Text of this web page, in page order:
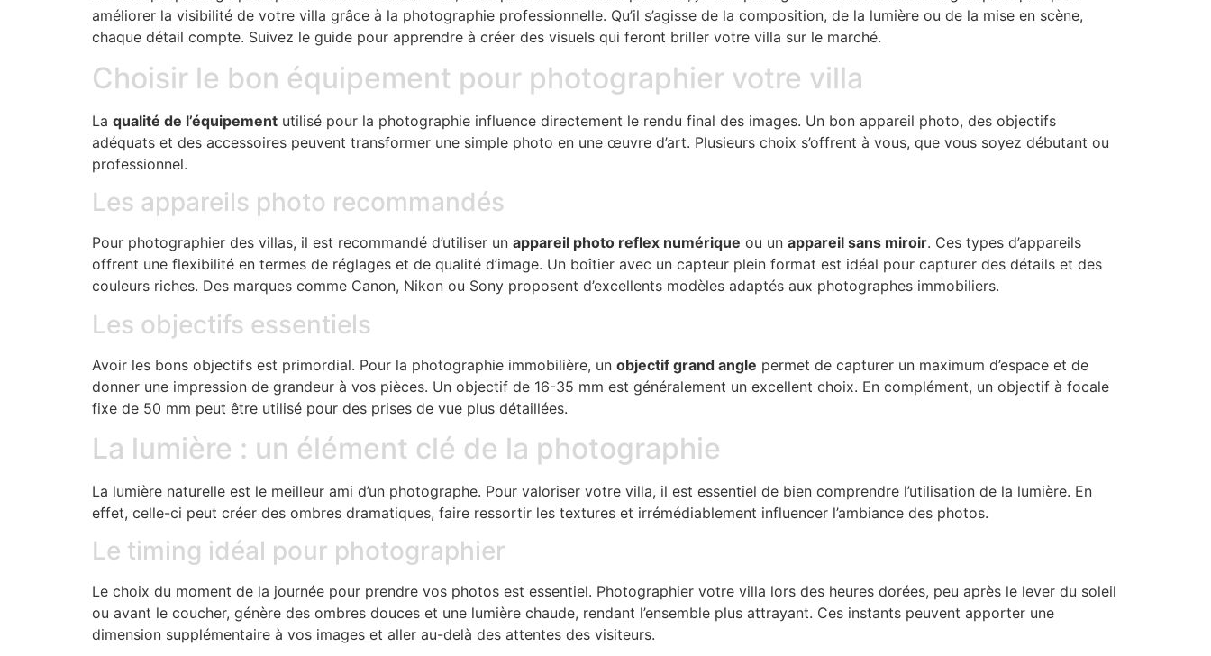
améliorer la visibilité de votre villa grâce à la photographie professionnelle. Qu’il s’agisse de la composition, de la lumière ou de la mise en scène,
chaque détail compte. Suivez le guide pour apprendre à créer des visuels qui feront briller votre villa sur le marché.
Choisir le bon équipement pour photographier votre villa
La qualité de l’équipement utilisé pour la photographie influence directement le rendu final des images. Un bon appareil photo, des objectifs
adéquats et des accessoires peuvent transformer une simple photo en une œuvre d’art. Plusieurs choix s’offrent à vous, que vous soyez débutant ou
professionnel.
Les appareils photo recommandés
Pour photographier des villas, il est recommandé d’utiliser un appareil photo reflex numérique ou un appareil sans miroir. Ces types d’appareils
offrent une flexibilité en termes de réglages et de qualité d’image. Un boîtier avec un capteur plein format est idéal pour capturer des détails et des
couleurs riches. Des marques comme Canon, Nikon ou Sony proposent d’excellents modèles adaptés aux photographes immobiliers.
Les objectifs essentiels
Avoir les bons objectifs est primordial. Pour la photographie immobilière, un objectif grand angle permet de capturer un maximum d’espace et de
donner une impression de grandeur à vos pièces. Un objectif de 16-35 mm est généralement un excellent choix. En complément, un objectif à focale
fixe de 50 mm peut être utilisé pour des prises de vue plus détaillées.
La lumière : un élément clé de la photographie
La lumière naturelle est le meilleur ami d’un photographe. Pour valoriser votre villa, il est essentiel de bien comprendre l’utilisation de la lumière. En
effet, celle-ci peut créer des ombres dramatiques, faire ressortir les textures et irrémédiablement influencer l’ambiance des photos.
Le timing idéal pour photographier
Le choix du moment de la journée pour prendre vos photos est essentiel. Photographier votre villa lors des heures dorées, peu après le lever du soleil
ou avant le coucher, génère des ombres douces et une lumière chaude, rendant l’ensemble plus attrayant. Ces instants peuvent apporter une
dimension supplémentaire à vos images et aller au-delà des attentes des visiteurs.